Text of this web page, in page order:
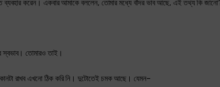
ব্যবহার করেন। একবার আমাকে বললেন, তোমার মধ্যে বাঁদর ভাব আছে, এই তথ্য কি
স্বভাব। তোমারও তাই।
রাখব এখনো ঠিক করি নি। দুটোতেই চমক আছে। যেমন–